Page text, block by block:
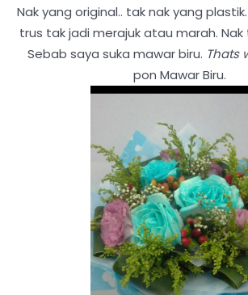
Nak yang original.. tak nak yang
trus tak jadi merajuk atau marah.
Sebab saya suka mawar biru. Thats
pon Mawar Biru.